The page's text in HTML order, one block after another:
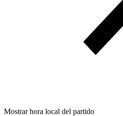
Mostrar hora local del partido